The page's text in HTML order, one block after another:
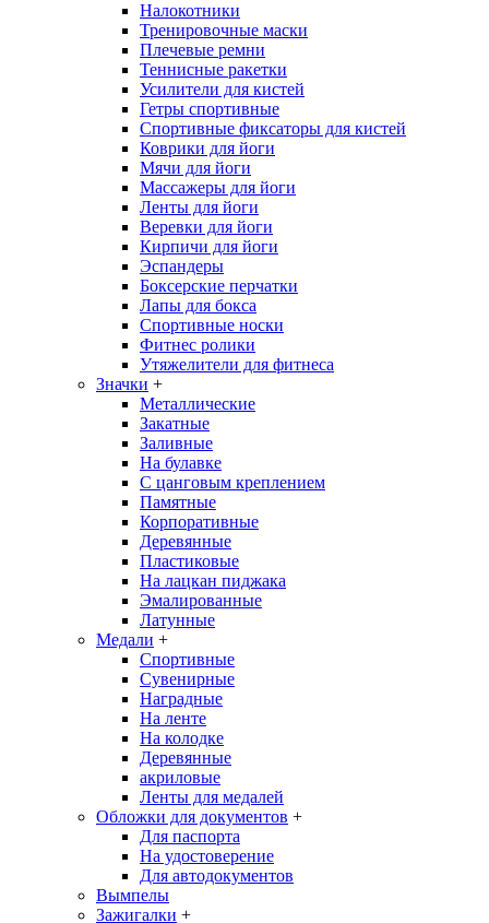
Налокотники
Тренировочные маски
Плечевые ремни
Теннисные ракетки
Усилители для кистей
Гетры спортивные
Спортивные фиксаторы для кистей
Коврики для йоги
Мячи для йоги
Массажеры для йоги
Ленты для йоги
Веревки для йоги
Кирпичи для йоги
Эспандеры
Боксерские перчатки
Лапы для бокса
Спортивные носки
Фитнес ролики
Утяжелители для фитнеса
Значки +
Металлические
Закатные
Заливные
На булавке
С цанговым креплением
Памятные
Корпоративные
Деревянные
Пластиковые
На лацкан пиджака
Эмалированные
Латунные
Медали +
Спортивные
Сувенирные
Наградные
На ленте
На колодке
Деревянные
акриловые
Ленты для медалей
Обложки для документов +
Для паспорта
На удостоверение
Для автодокументов
Вымпелы
Зажигалки +